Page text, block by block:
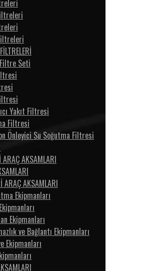
Seti
Yakıt Filtresi
Filtresi
Önleyici Su Soğutma Filtresi
AKSAMLARI
ARAÇ AKSAMLARI
Ekipmanları
Ekipmanları
ve Bağlantı Ekipmanları
Ekipmanları